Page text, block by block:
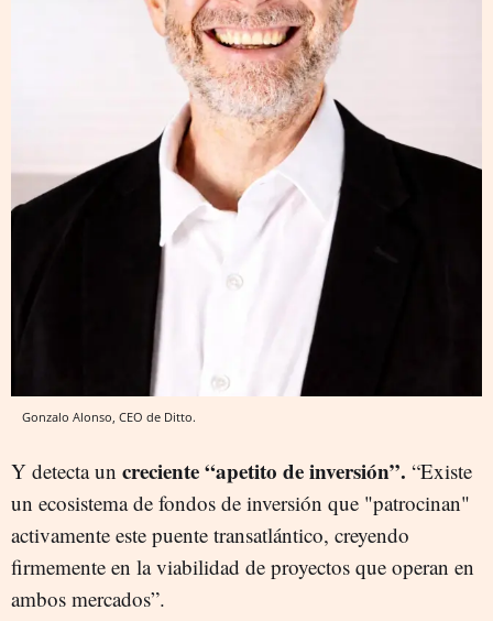
Gonzalo Alonso, CEO de Ditto.
Y detecta un creciente “apetito de inversión”. “Existe
un ecosistema de fondos de inversión que "patrocinan"
activamente este puente transatlántico, creyendo
firmemente en la viabilidad de proyectos que operan en
ambos mercados”.